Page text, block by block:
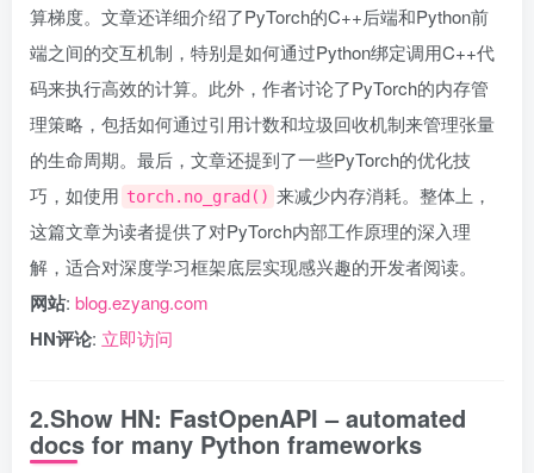
算梯度。文章还详细介绍了PyTorch的C++后端和Python前
端之间的交互机制，特别是如何通过Python绑定调用C++代
码来执行高效的计算。此外，作者讨论了PyTorch的内存管
理策略，包括如何通过引用计数和垃圾回收机制来管理张量
的生命周期。最后，文章还提到了一些PyTorch的优化技
巧，如使用 torch.no_grad() 来减少内存消耗。整体上，
这篇文章为读者提供了对PyTorch内部工作原理的深入理
解，适合对深度学习框架底层实现感兴趣的开发者阅读。
网站: blog.ezyang.com
HN评论: 立即访问
2.Show HN: FastOpenAPI – automated
docs for many Python frameworks